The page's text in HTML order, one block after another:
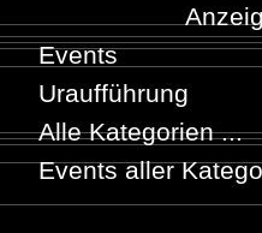
Events
Uraufführung
Alle Kategorien ...
Events aller